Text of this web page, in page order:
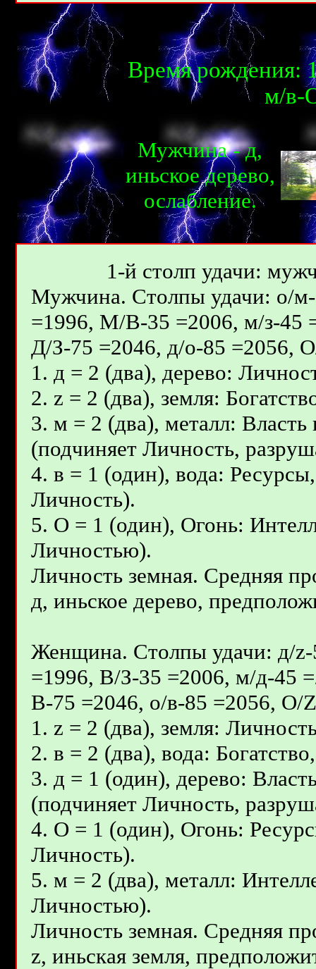
Время рождения:
м/в-
Мужчина - д,
иньcкое дерево,
ослаблениe.
1-й столп удачи:
Мужчина. Столпы удачи: о/м-
=1996, М/В-35 =2006, м/з-45
Д/З-75 =2046, д/о-85 =2056,
1. д = 2 (два), дерево:
2. z = 2 (два), земля:
3. м = 2 (два), металл:
(подчиняет Личность,
4. в = 1 (один), вода:
Личность).
5. О = 1 (один), Огонь:
Личностью).
Личность земная. Средняя
д, иньcкое дерево,
Женщина. Столпы удачи: д/
=1996, В/З-35 =2006, м/д-45
В-75 =2046, о/в-85 =2056, О/
1. z = 2 (два), земля:
2. в = 2 (два), вода:
3. д = 1 (один), дерево:
(подчиняет Личность,
4. О = 1 (один), Огонь:
Личность).
5. м = 2 (два), металл:
Личностью).
Личность земная. Средняя
z, иньcкая земля,